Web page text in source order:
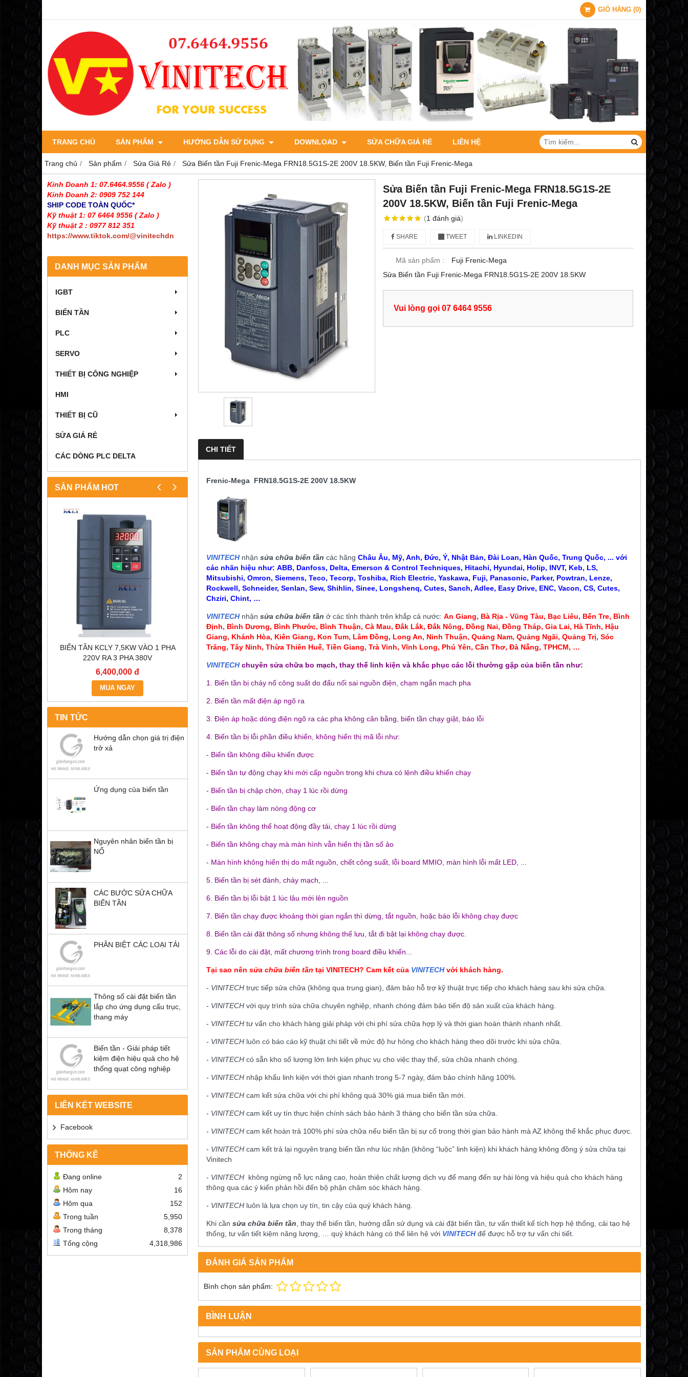
GIỎ HÀNG (0)
TRANG CHỦ SẢN PHẨM HƯỚNG DẪN SỬ DỤNG DOWNLOAD SỬA CHỮA GIÁ RẺ LIÊN HỆ
Trang chủ Sản phẩm Sửa Giá Rẻ Sửa Biến tần Fuji Frenic-Mega FRN18.5G1S-2E 200V 18.5KW, Biến tần Fuji Frenic-Mega
Kinh Doanh 1: 07.6464.9556 ( Zalo )
Kinh Doanh 2: 0909 752 144
SHIP CODE TOÀN QUỐC*
Kỹ thuật 1: 07 6464 9556 ( Zalo )
Kỹ thuật 2 : 0977 812 351
https://www.tiktok.com/@vinitechdn
DANH MỤC SẢN PHẨM
IGBT
BIẾN TẦN
PLC
SERVO
THIẾT BỊ CÔNG NGHIỆP
HMI
THIẾT BỊ CŨ
SỬA GIÁ RẺ
CÁC DÒNG PLC DELTA
SẢN PHẨM HOT
BIẾN TẦN KCLY 7,5KW VÀO 1 PHA
220V RA 3 PHA 380V
6,400,000 đ
MUA NGAY
BÓNG ĐÈN CAO ÁP LCD HMI MỚI
110,000 đ
MUA NGAY
BÓNG ĐÈN CAO ÁP LCD HMI MỚI
110,000 đ
MUA NGAY
CT BIẾN DÒNG 300A 400A
190,000 đ
CT BIẾN DÒNG SC
MUA
‹ ›
TIN TỨC
Hướng dẫn chọn giá trị điện
trở xả
Ứng dụng của biến tần
Nguyên nhân biến tần bị
NỔ
CÁC BƯỚC SỬA CHỮA
BIẾN TẦN
PHÂN BIỆT CÁC LOẠI TẢI
Thông số cài đặt biến tần
lắp cho ứng dụng cẩu trục,
thang máy
Biến tần - Giải pháp tiết
kiệm điện hiệu quả cho hệ
thống quạt công nghiệp
LIÊN KẾT WEBSITE
Facebook
THỐNG KÊ
Đang online
2
Hôm nay
16
Hôm qua
152
Trong tuần
5,950
Trong tháng
8,378
Tổng cộng
4,318,986
Sửa Biến tần Fuji Frenic-Mega FRN18.5G1S-2E
200V 18.5KW, Biến tần Fuji Frenic-Mega
(1 đánh giá)
SHARE TWEET LINKEDIN
Mã sản phẩm :
Fuji Frenic-Mega
Sửa Biến tần Fuji Frenic-Mega FRN18.5G1S-2E 200V 18.5KW
Vui lòng gọi 07 6464 9556
CHI TIẾT
Frenic-Mega FRN18.5G1S-2E 200V 18.5KW
VINITECHnhận sửa chữa biến tần các hãng Châu Âu, Mỹ, Anh, Đức, Ý, Nhật Bản, Đài Loan, Hàn Quốc, Trung Quốc, ... với
các nhãn hiệu như: ABB, Danfoss, Delta, Emerson & Control Techniques, Hitachi, Hyundai, Holip, INVT, Keb, LS,
Mitsubishi, Omron, Siemens, Teco, Tecorp, Toshiba, Rich Electric, Yaskawa, Fuji, Panasonic, Parker, Powtran, Lenze,
Rockwell, Schneider, Senlan, Sew, Shihlin, Sinee, Longshenq, Cutes, Sanch, Adlee, Easy Drive, ENC, Vacon, CS, Cutes,
Chziri, Chint, …
VINITECHnhận sửa chữa biến tần ở các tỉnh thành trên khắp cả nước: An Giang, Bà Rịa - Vũng Tàu, Bạc Liêu, Bến Tre, Bình
Định, Bình Dương, Bình Phước, Bình Thuận, Cà Mau, Đắk Lắk, Đắk Nông, Đồng Nai, Đồng Tháp, Gia Lai, Hà Tĩnh, Hậu
Giang, Khánh Hòa, Kiên Giang, Kon Tum, Lâm Đồng, Long An, Ninh Thuận, Quảng Nam, Quảng Ngãi, Quảng Trị, Sóc
Trăng, Tây Ninh, Thừa Thiên Huế, Tiền Giang, Trà Vinh, Vĩnh Long, Phú Yên, Cần Thơ, Đà Nẵng, TPHCM, …
VINITECHchuyên sửa chữa bo mạch, thay thế linh kiện và khắc phục các lỗi thường gặp của biến tần như:
1. Biến tần bị cháy nổ công suất do đấu nối sai nguồn điện, chạm ngắn mạch pha
2. Biến tần mất điện áp ngõ ra
3. Điện áp hoặc dòng điện ngõ ra các pha không cân bằng, biến tần chạy giật, báo lỗi
4. Biến tần bị lỗi phần điều khiển, không hiển thị mã lỗi như:
- Biến tần không điều khiển được
- Biến tần tự động chạy khi mới cấp nguồn trong khi chưa có lệnh điều khiển chạy
- Biến tần bị chập chờn, chạy 1 lúc rồi dừng
- Biến tần chạy làm nóng động cơ
- Biến tần không thể hoạt động đầy tải, chạy 1 lúc rồi dừng
- Biến tần không chạy mà màn hình vẫn hiển thị tần số ảo
- Màn hình không hiển thị do mất nguồn, chết công suất, lỗi board MMIO, màn hình lỗi mất LED, ...
5. Biến tần bị sét đánh, cháy mạch, ...
6. Biến tần bị lỗi bật 1 lúc lâu mới lên nguồn
7. Biến tần chạy được khoảng thời gian ngắn thì dừng, tắt nguồn, hoặc báo lỗi không chạy được
8. Biến tần cài đặt thông số nhưng không thể lưu, tắt đi bật lại không chạy được.
9. Các lỗi do cài đặt, mất chương trình trong board điều khiển...
Tại sao nên sửa chữa biến tần tại VINITECH? Cam kết của VINITECHvới khách hàng.
- VINITECH trực tiếp sửa chữa (không qua trung gian), đảm bảo hỗ trợ kỹ thuật trực tiếp cho khách hàng sau khi sửa chữa.
- VINITECH với quy trình sửa chữa chuyên nghiệp, nhanh chóng đảm bảo tiến độ sản xuất của khách hàng.
- VINITECH tư vấn cho khách hàng giải pháp với chi phí sửa chữa hợp lý và thời gian hoàn thành nhanh nhất.
- VINITECH luôn có báo cáo kỹ thuật chi tiết về mức độ hư hỏng cho khách hàng theo dõi trước khi sửa chữa.
- VINITECH có sẵn kho số lượng lớn linh kiện phục vụ cho việc thay thế, sửa chữa nhanh chóng.
- VINITECH nhập khẩu linh kiện với thời gian nhanh trong 5-7 ngày, đảm bảo chính hãng 100%.
- VINITECH cam kết sửa chữa với chi phí không quá 30% giá mua biến tần mới.
- VINITECH cam kết uy tín thực hiện chính sách bảo hành 3 tháng cho biến tần sửa chữa.
- VINITECH cam kết hoàn trả 100% phí sửa chữa nếu biến tần bị sự cố trong thời gian bảo hành mà AZ không thể khắc phục được.
- VINITECH cam kết trả lại nguyên trạng biến tần như lúc nhận (không “luộc” linh kiện) khi khách hàng không đồng ý sửa chữa tại
Vinitech
- VINITECH không ngừng nỗ lực nâng cao, hoàn thiện chất lượng dịch vụ để mang đến sự hài lòng và hiệu quả cho khách hàng
thông qua các ý kiến phản hồi đến bộ phận chăm sóc khách hàng.
- VINITECH luôn là lựa chọn uy tín, tin cậy của quý khách hàng.
Khi cần sửa chữa biến tần , thay thế biến tần, hướng dẫn sử dụng và cài đặt biến tần, tư vấn thiết kế tích hợp hệ thống, cải tạo hệ
thống, tư vấn tiết kiệm năng lượng, … quý khách hàng có thể liên hệ với VINITECHđể được hỗ trợ tư vấn chi tiết.
ĐÁNH GIÁ SẢN PHẨM
Bình chọn sản phẩm:
BÌNH LUẬN
SẢN PHẨM CÙNG LOẠI